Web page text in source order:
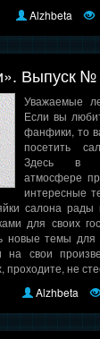
Alzhbeta
Выпуск №
Уважаемые
Если вы
фанфики, то
посетить
Здесь в
атмосфере
интересные
салона
для своих
новые темы
на свои
не
Alzhbeta